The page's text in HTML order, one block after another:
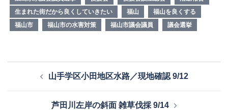
生まれた街だから良くしていきたい
福山
福山を良くする
福山市
福山市の水害対策 福山市議会議員 議会選挙
山手学区小田地区水路／現地確認 9/12
芦田川左岸の斜面 雑草伐採 9/14